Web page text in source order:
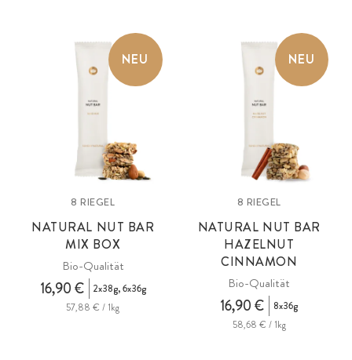
NEU
8 RIEGEL
NATURAL NUT BAR
MIX BOX
Bio-Qualität
16,90 €
2x38g, 6x36g
57,88 € / 1kg
NEU
8 RIEGEL
NATURAL NUT BAR
HAZELNUT
CINNAMON
Bio-Qualität
16,90 €
8x36g
58,68 € / 1kg